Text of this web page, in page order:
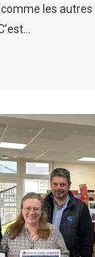
les autres